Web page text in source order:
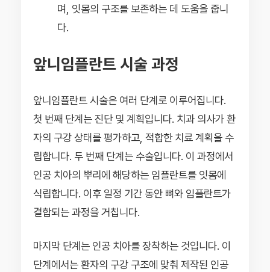
며, 잇몸의 구조를 보존하는 데 도움을 줍니
다.
앞니임플란트 시술 과정
앞니임플란트 시술은 여러 단계로 이루어집니다.
첫 번째 단계는 진단 및 계획입니다. 치과 의사가 환
자의 구강 상태를 평가하고, 적합한 치료 계획을 수
립합니다. 두 번째 단계는 수술입니다. 이 과정에서
인공 치아의 뿌리에 해당하는 임플란트를 잇몸에
식립합니다. 이후 일정 기간 동안 뼈와 임플란트가
결합되는 과정을 거칩니다.
마지막 단계는 인공 치아를 장착하는 것입니다. 이
단계에서는 환자의 구강 구조에 맞춰 제작된 인공